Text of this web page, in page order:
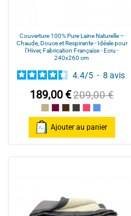
Couverture 100% Pure Laine Naturelle –
Chaude, Douce et Respirante - Idéale pour
l’Hiver, Fabrication Française - Ecru -
240x260 cm
4.4/5 - 8 avis
189,00 €209,00 €
Ecruprune / écru
chocolat / écru
gris / écru
Fuchsia / écru
Bleu / écru
Ajouter au panier